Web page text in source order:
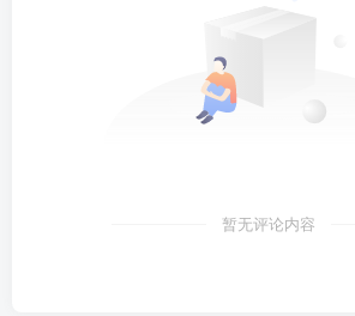
暂无评论内容